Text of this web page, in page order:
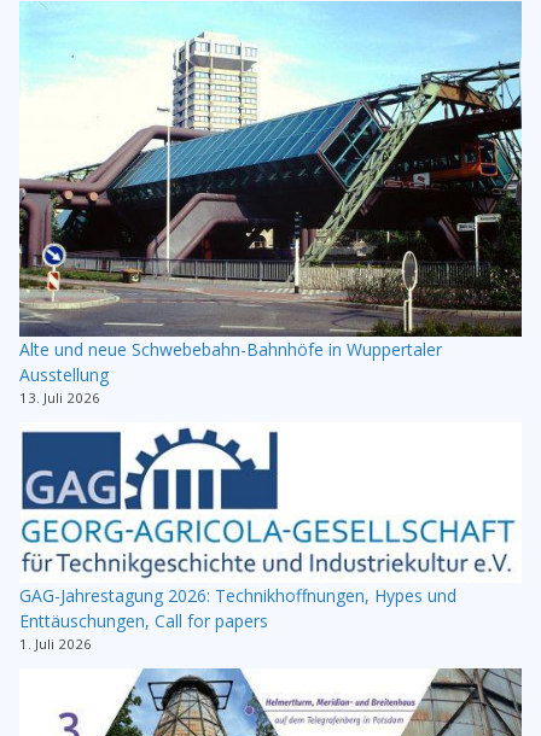
Alte und neue Schwebebahn-Bahnhöfe in Wuppertaler
Ausstellung
13. Juli 2026
GAG-Jahrestagung 2026: Technikhoffnungen, Hypes und
Enttäuschungen, Call for papers
1. Juli 2026